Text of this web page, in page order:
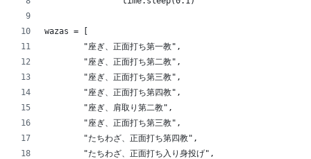
wazas = [
        "座ぎ、正面打ち第一教",
        "座ぎ、正面打ち第二教",
        "座ぎ、正面打ち第三教",
        "座ぎ、正面打ち第四教",
        "座ぎ、肩取り第二教",
        "座ぎ、正面打ち第三教",
        "たちわざ、正面打ち第四教",
        "たちわざ、正面打ち入り身投げ",